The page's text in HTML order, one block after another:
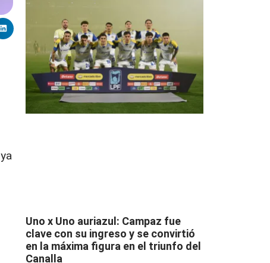
ya
Uno x Uno auriazul: Campaz fue
clave con su ingreso y se convirtió
en la máxima figura en el triunfo del
Canalla